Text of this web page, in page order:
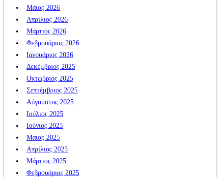
Μάιος 2026
Απρίλιος 2026
Μάρτιος 2026
Φεβρουάριος 2026
Ιανουάριος 2026
Δεκέμβριος 2025
Οκτώβριος 2025
Σεπτέμβριος 2025
Αύγουστος 2025
Ιούλιος 2025
Ιούνιος 2025
Μάιος 2025
Απρίλιος 2025
Μάρτιος 2025
Φεβρουάριος 2025